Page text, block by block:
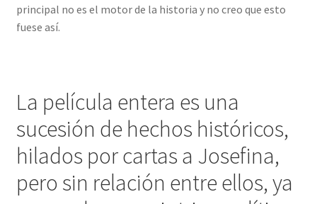
principal no es el motor de la historia y no creo que esto
fuese así.
La película entera es una
sucesión de hechos históricos,
hilados por cartas a Josefina,
pero sin relación entre ellos, ya